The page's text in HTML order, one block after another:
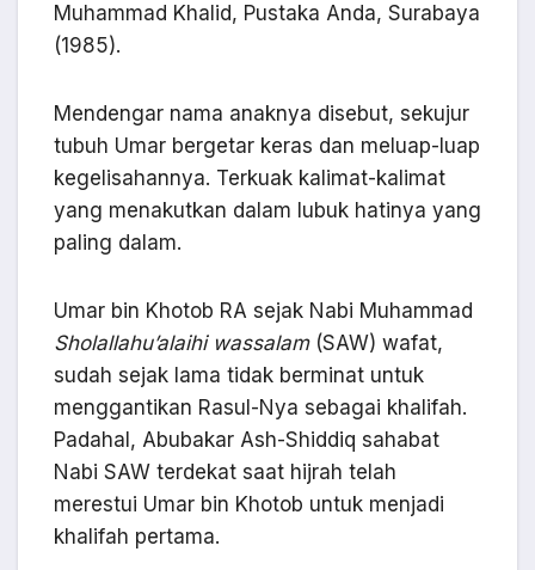
Muhammad Khalid, Pustaka Anda, Surabaya
(1985).
Mendengar nama anaknya disebut, sekujur
tubuh Umar bergetar keras dan meluap-luap
kegelisahannya. Terkuak kalimat-kalimat
yang menakutkan dalam lubuk hatinya yang
paling dalam.
Umar bin Khotob RA sejak Nabi Muhammad
Sholallahu’alaihi wassalam(SAW) wafat,
sudah sejak lama tidak berminat untuk
menggantikan Rasul-Nya sebagai khalifah.
Padahal, Abubakar Ash-Shiddiq sahabat
Nabi SAW terdekat saat hijrah telah
merestui Umar bin Khotob untuk menjadi
khalifah pertama.